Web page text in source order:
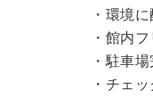
・環境
・館内
・駐車
・チェ